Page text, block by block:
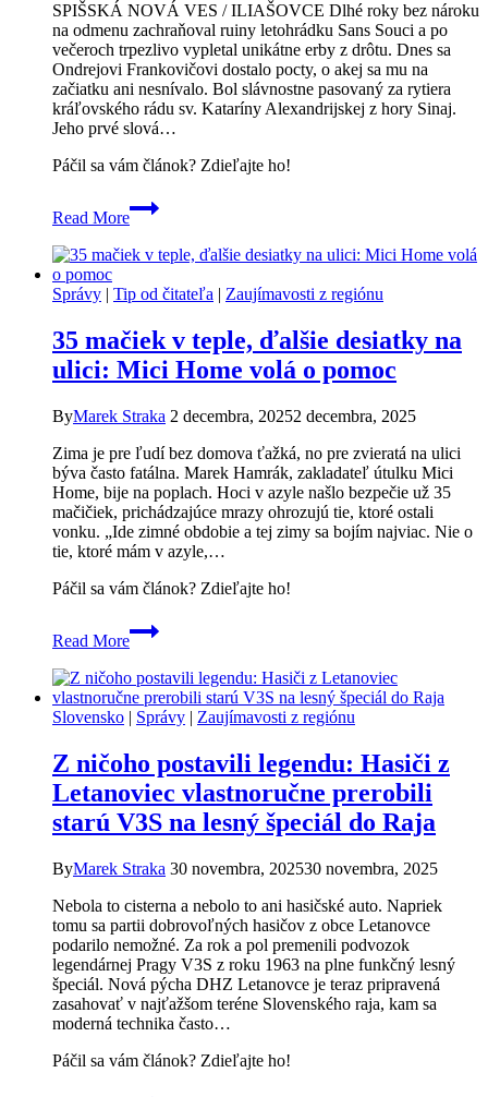
SPIŠSKÁ NOVÁ VES / ILIAŠOVCE Dlhé roky bez nároku
na odmenu zachraňoval ruiny letohrádku Sans Souci a po
večeroch trpezlivo vypletal unikátne erby z drôtu. Dnes sa
Ondrejovi Frankovičovi dostalo pocty, o akej sa mu na
začiatku ani nesnívalo. Bol slávnostne pasovaný za rytiera
kráľovského rádu sv. Kataríny Alexandrijskej z hory Sinaj.
Jeho prvé slová…
Páčil sa vám článok? Zdieľajte ho!
Read More
Spiš
má
rytiera:
Sans
Ondrej
Frankovič
dostal
ocenenie
Správy | Tip od čitateľa | Zaujímavosti z regiónu
35 mačiek v teple, ďalšie desiatky na
ulici: Mici Home volá o pomoc
ByMarek Straka 2 decembra, 20252 decembra, 2025
Zima je pre ľudí bez domova ťažká, no pre zvieratá na ulici
býva často fatálna. Marek Hamrák, zakladateľ útulku Mici
Home, bije na poplach. Hoci v azyle našlo bezpečie už 35
mačičiek, prichádzajúce mrazy ohrozujú tie, ktoré ostali
vonku. „Ide zimné obdobie a tej zimy sa bojím najviac. Nie o
tie, ktoré mám v azyle,…
Páčil sa vám článok? Zdieľajte ho!
Read Moremačiek
teple,
ďalšie
desiatky
ulici:
Mici
Home
volá
o
pomoc
Slovensko | Správy | Zaujímavosti z regiónu
Z ničoho postavili legendu: Hasiči z
Letanoviec vlastnoručne prerobili
starú V3S na lesný špeciál do Raja
ByMarek Straka 30 novembra, 202530 novembra, 2025
Nebola to cisterna a nebolo to ani hasičské auto. Napriek
tomu sa partii dobrovoľných hasičov z obce Letanovce
podarilo nemožné. Za rok a pol premenili podvozok
legendárnej Pragy V3S z roku 1963 na plne funkčný lesný
špeciál. Nová pýcha DHZ Letanovce je teraz pripravená
zasahovať v najťažšom teréne Slovenského raja, kam sa
moderná technika často…
Páčil sa vám článok? Zdieľajte ho!